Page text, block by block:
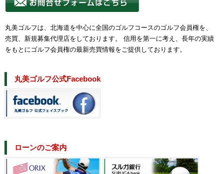
丸美ゴルフは、北海道を中心に全国のゴルフコースのゴルフ会員権を、
売買、新規募集代理店をしております。 信用を第一に考え、長年の実績
をもとにゴルフ会員権の最新売買情報をご提供しております。
丸美ゴルフ公式Facebook
ローンのご案内